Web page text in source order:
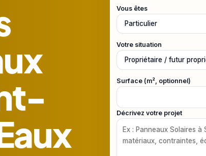
Vous êtes
Votre situation
Surface (m², optionnel)
Décrivez votre projet